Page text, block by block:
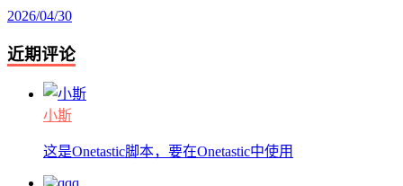
2026/04/30
近期评论
小斯
这是Onetastic脚本，要在Onetastic中使用